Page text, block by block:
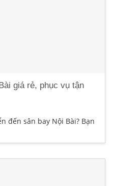
giá rẻ, phục vụ tận
đến sân bay Nội Bài? Bạn